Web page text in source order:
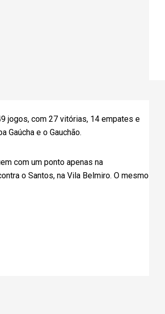
jogos, com 27 vitórias, 14 empates e
Gaúcha e o Gauchão.
com um ponto apenas na
o Santos, na Vila Belmiro. O mesmo